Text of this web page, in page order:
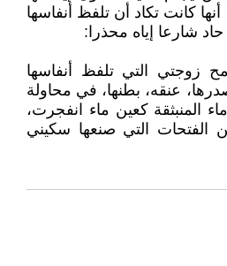
كانت تكاد أن تلفظ أنفاسها
شارعا إياه محذرا:
زوجتي التي تلفظ أنفاسها
عنقه، بطنها، في محاولة
المنبثقة كعين ماء انفجرت،
الفتحات التي صنعها سكيني